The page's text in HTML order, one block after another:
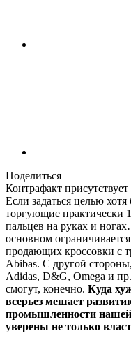
Поделиться
Контрафакт
Если задаться целью
торгующие практически
пальцев на руках и
основном
продающих кроссовки с
Abibas. С другой
Adidas, D&G, Omega и
смогут, конечно. Куда
всерьез мешает
промышленности нашей
уверены не только